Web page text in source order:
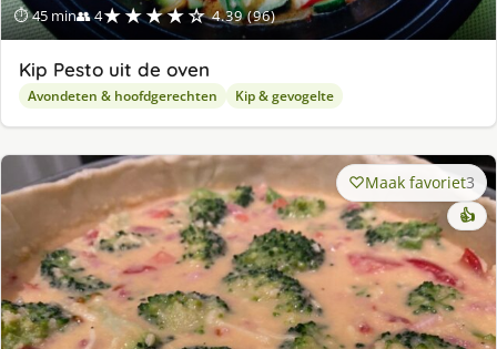
⏱ 45 min👥 4★★★★☆ 4.39 (96)
Kip Pesto uit de oven
Avondeten & hoofdgerechten Kip & gevogelte
Maak favoriet3
👍